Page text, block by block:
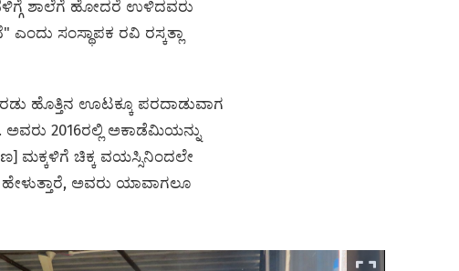
ಶಾಲೆಗೆ ಹೋದರೆ ಉಳಿದವರು
ಸಂಸ್ಥಾಪಕ ರವಿ ರಸ್ಕತ್ಲಾ
ಹೊತ್ತಿನ ಊಟಕ್ಕೂ ಪರದಾಡುವಾಗ
ಅವರು 2016ರಲ್ಲಿ ಅಕಾಡೆಮಿಯನ್ನು
ಮಕ್ಕಳಿಗೆ ಚಿಕ್ಕ ವಯಸ್ಸಿನಿಂದಲೇ
ಅವರು ಯಾವಾಗಲೂ